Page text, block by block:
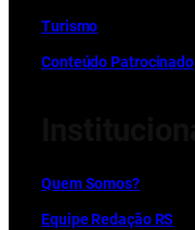
Turismo
Conteúdo Patrocinado
Quem Somos?
Equipe Redação RS